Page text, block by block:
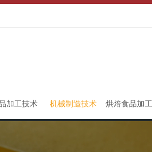
加工技术 机械制造技术 烘焙食品加工